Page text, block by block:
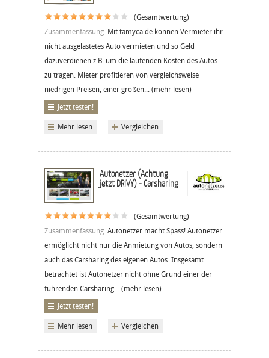
(Gesamtwertung)
Zusammenfassung: Mit tamyca.de können Vermieter ihr
nicht ausgelastetes Auto vermieten und so Geld
dazuverdienen z.B. um die laufenden Kosten des Autos
zu tragen. Mieter profitieren von vergleichsweise
niedrigen Preisen, einer großen... (mehr lesen)
Jetzt testen!
Mehr lesen Vergleichen
Autonetzer (Achtung
jetzt DRIVY) - Carsharing
(Gesamtwertung)
Zusammenfassung: Autonetzer macht Spass! Autonetzer
ermöglicht nicht nur die Anmietung von Autos, sondern
auch das Carsharing des eigenen Autos. Insgesamt
betrachtet ist Autonetzer nicht ohne Grund einer der
führenden Carsharing... (mehr lesen)
Jetzt testen!
Mehr lesen Vergleichen